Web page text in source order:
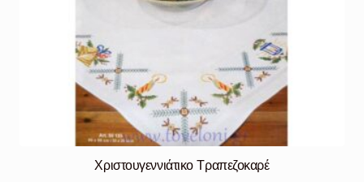
Χριστουγεννιάτικο Τραπεζοκαρέ